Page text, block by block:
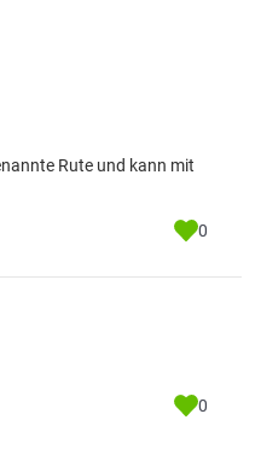
Rute und kann mit
0
0